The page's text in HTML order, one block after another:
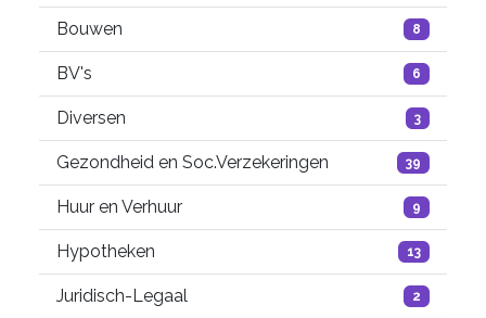
Bouwen 8
BV's 6
Diversen 3
Gezondheid en Soc.Verzekeringen 39
Huur en Verhuur 9
Hypotheken 13
Juridisch-Legaal 2